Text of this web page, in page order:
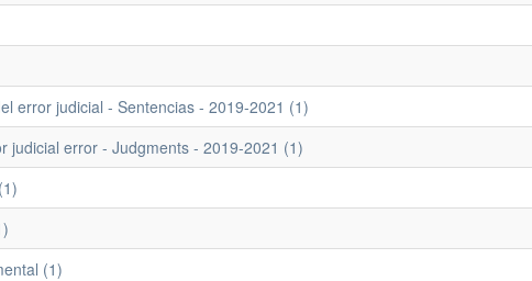
error judicial - Sentencias - 2019-2021 (1)
judicial error - Judgments - 2019-2021 (1)
(1)